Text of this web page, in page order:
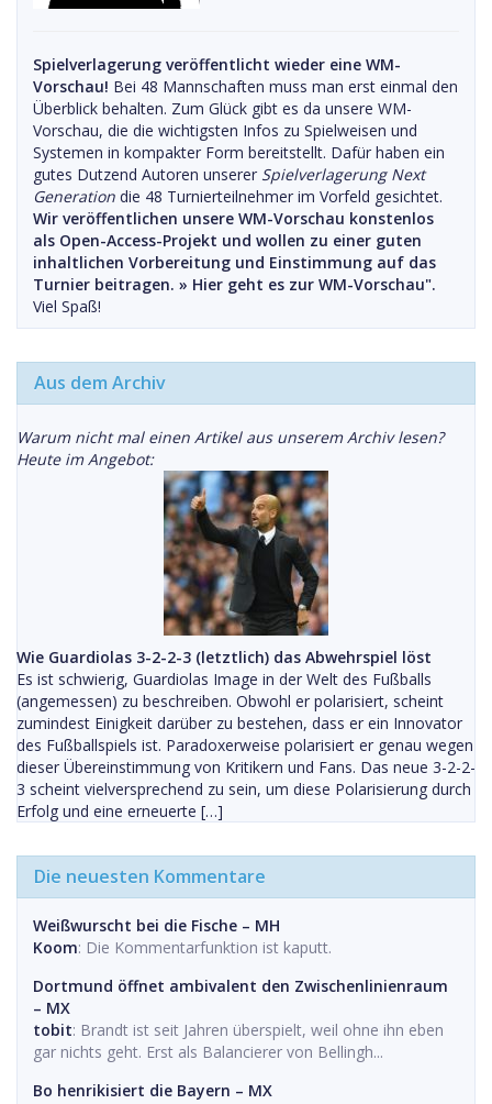
Spielverlagerung veröffentlicht wieder eine WM-
Vorschau! Bei 48 Mannschaften muss man erst einmal den
Überblick behalten. Zum Glück gibt es da unsere WM-
Vorschau, die die wichtigsten Infos zu Spielweisen und
Systemen in kompakter Form bereitstellt. Dafür haben ein
gutes Dutzend Autoren unserer Spielverlagerung Next
Generation die 48 Turnierteilnehmer im Vorfeld gesichtet.
Wir veröffentlichen unsere WM-Vorschau konstenlos
als Open-Access-Projekt und wollen zu einer guten
inhaltlichen Vorbereitung und Einstimmung auf das
Turnier beitragen. » Hier geht es zur WM-Vorschau".
Viel Spaß!
Aus dem Archiv
Warum nicht mal einen Artikel aus unserem Archiv lesen?
Heute im Angebot:
Wie Guardiolas 3-2-2-3 (letztlich) das Abwehrspiel löst
Es ist schwierig, Guardiolas Image in der Welt des Fußballs
(angemessen) zu beschreiben. Obwohl er polarisiert, scheint
zumindest Einigkeit darüber zu bestehen, dass er ein Innovator
des Fußballspiels ist. Paradoxerweise polarisiert er genau wegen
dieser Übereinstimmung von Kritikern und Fans. Das neue 3-2-2-
3 scheint vielversprechend zu sein, um diese Polarisierung durch
Erfolg und eine erneuerte […]
Die neuesten Kommentare
Weißwurscht bei die Fische – MH
Koom: Die Kommentarfunktion ist kaputt.
Dortmund öffnet ambivalent den Zwischenlinienraum
– MX
tobit: Brandt ist seit Jahren überspielt, weil ohne ihn eben
gar nichts geht. Erst als Balancierer von Bellingh...
Bo henrikisiert die Bayern – MX